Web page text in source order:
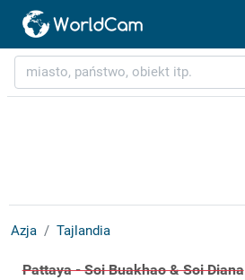
Azja Tajlandia
Pattaya - Soi Buakhao & Soi Diana